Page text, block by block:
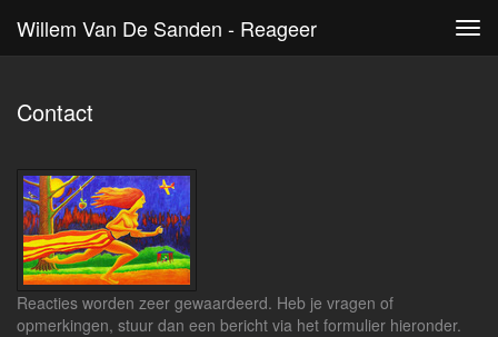
Willem Van De Sanden - Reageer
Contact
Reacties worden zeer gewaardeerd. Heb je vragen of
opmerkingen, stuur dan een bericht via het formulier hieronder.